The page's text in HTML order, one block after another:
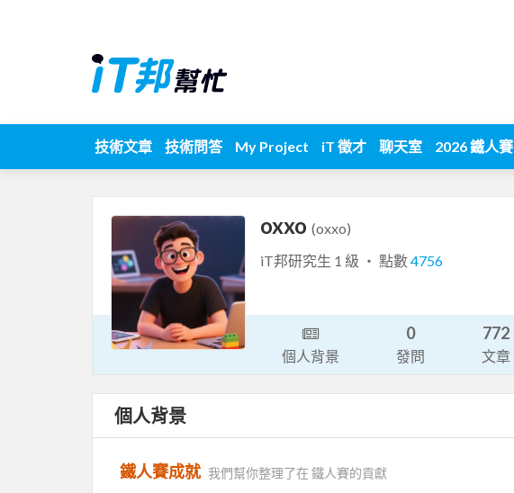
技術文章 技術問答 My Project iT 徵才 聊天室 2026 鐵人賽
oxxo (oxxo)
iT邦研究生 1 級 ‧ 點數4756
個人背景
0
發問
772
文章
個人背景
鐵人賽成就 我們幫你整理了在 鐵人賽的貢獻